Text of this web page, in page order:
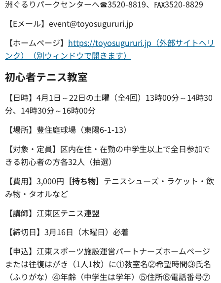
洲ぐるりパークセンターへ☎3520-8819、℻3520-8829
【Eメール】event@toyosugururi.jp
【ホームページ】 https://toyosugururi.jp（外部サイトへリ
ンク）（別ウィンドウで開きます）
初心者テニス教室
【日時】4月1日～22日の土曜（全4回）13時00分～14時30
分、14時30分～16時00分
【場所】豊住庭球場（東陽6-1-13）
【対象・定員】区内在住・在勤の中学生以上で全日参加で
きる初心者の方各32人（抽選）
【費用】3,000円 ［持ち物］ テニスシューズ・ラケット・飲
み物・タオルなど
【講師】江東区テニス連盟
【締切日】3月16日（木曜日）必着
【申込】江東スポーツ施設運営パートナーズホームページ
または往復はがき（1人1枚）に①教室名②希望時間③氏名
（ふりがな）④年齢（中学生は学年）⑤住所⑥電話番号⑦